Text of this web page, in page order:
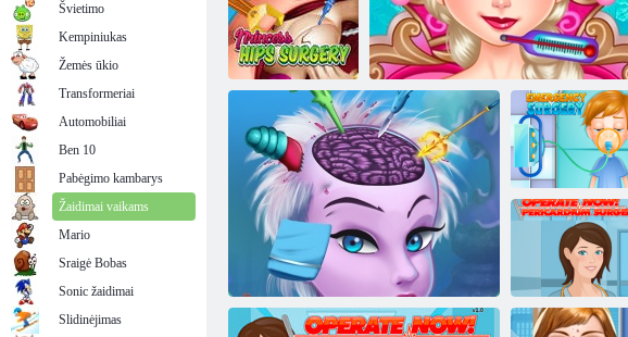
Norėdami valdyti, paspauskite X
Mielų lūpų
plastinė
chirurgija
Elsa šaldytų smegenų chirurgija
Princesės klubų
chirurgija
Greitoji
chirurgija
Švietimo
Kempiniukas
Žemės ūkio
Transformeriai
Automobiliai
Ben 10
Pabėgimo kambarys
Žaidimai vaikams
Mario
Sraigė Bobas
Sonic žaidimai
Slidinėjimas